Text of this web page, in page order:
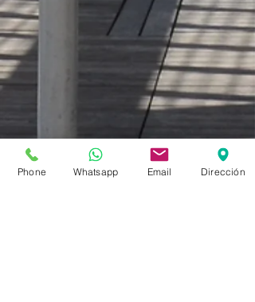
Phone Whatsapp Email Dirección